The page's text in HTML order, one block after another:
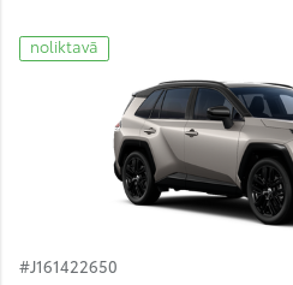
noliktavā
#J161422650